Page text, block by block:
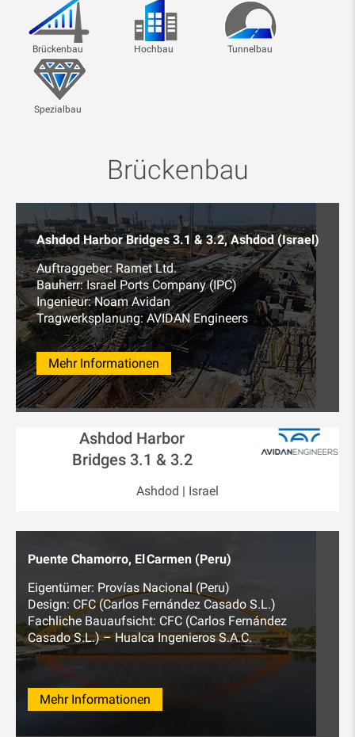
Brückenbau Hochbau Tunnelbau
Spezialbau
Brückenbau
Ashdod Harbor Bridges 3.1 & 3.2, Ashdod (Israel)
Auftraggeber: Ramet Ltd.
Bauherr: Israel Ports Company (IPC)
Ingenieur: Noam Avidan
Tragwerksplanung: AVIDAN Engineers
Mehr Informationen
Ashdod Harbor
Bridges 3.1 & 3.2
Ashdod | Israel
Puente Chamorro, El Carmen (Peru)
Eigentümer: Provías Nacional (Peru)
Design: CFC (Carlos Fernández Casado S.L.)
Fachliche Bauaufsicht: CFC (Carlos Fernández
Casado S.L.) – Hualca Ingenieros S.A.C.
Mehr Informationen